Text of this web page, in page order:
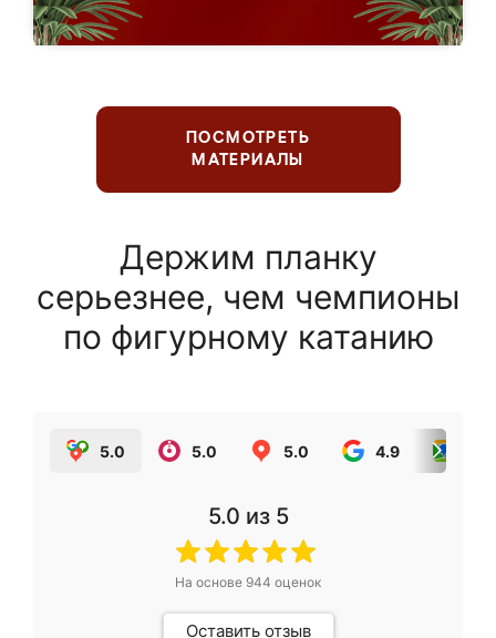
ПОСМОТРЕТЬ
МАТЕРИАЛЫ
Держим планку
серьезнее, чем чемпионы
по фигурному катанию
5.0 5.0 5.0 4.9
5.0 из 5
На основе 944 оценок
Оставить отзыв